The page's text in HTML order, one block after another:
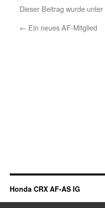
Dieser Beitrag wurde unter
← Ein neues AF-Mitglied
Honda CRX AF-AS IG